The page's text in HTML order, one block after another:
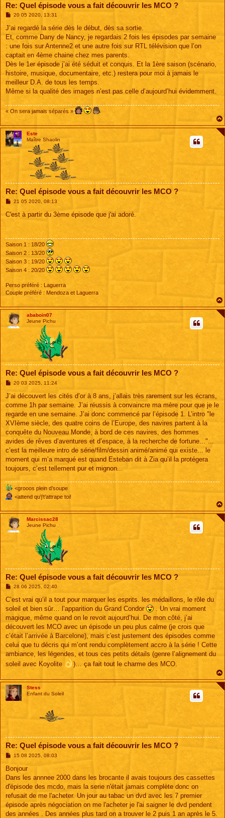
Re: Quel épisode vous a fait découvrir les MCO ?
M
s
a
g
20 05 2020, 13:31
J’ai regardé la série dès le début, dès sa sortie.
Et, comme Dany de Nancy, je regardais 2 fois les épisodes par semaine
: une fois sur Antenne2 et une autre fois sur RTL télévision que l’on
captait en 4ème chaine chez mes parents.
Dès le 1er épisode j’ai été séduit et conquis. Et la 1ère saison (scénario,
histoire, musique, documentaire, etc.) restera pour moi à jamais le
meilleur D.A. de tous les temps.
Même si la qualité des images n’est pas celle d’aujourd’hui évidemment.
« On sera jamais séparés »
Este
Maître Shaolin
Re: Quel épisode vous a fait découvrir les MCO ?
M
s
21 05 2020, 08:13
C'est à partir du 3ème épisode que j'ai adoré.
Saison 1 : 18/20
Saison 2 : 13/20
Saison 3 : 19/20
Saison 4 : 20/20
Perso préféré : Laguerra
Couple préféré : Mendoza et Laguerra
ababoin07
Jeune Pichu
Re: Quel épisode vous a fait découvrir les MCO ?
M
s
a
g
e
20 03 2025, 11:24
J’ai découvert les cités d’or à 8 ans, j’allais très rarement sur les écrans,
comme 1h par semaine. J’ai réussis à convaincre ma mère pour que je le
regarde en une semaine. J’ai donc commencé par l’épisode 1. L’intro "le
XVIème siècle, des quatre coins de l’Europe, des navires partent à la
conquête du Nouveau Monde, à bord de ces navires, des hommes
avides de rêves d’aventures et d’espace, à la recherche de fortune..."...
c’est la meilleure intro de série/film/dessin animé/animé qui existe... le
moment qui m’a marqué est quand Esteban dit à Zia qu’il la protégera
toujours, c’est tellement pur et mignon...
<grooos plein d’soupe
<attend qu’j’t’attrape toi!
Marcissac28
Jeune Pichu
Re: Quel épisode vous a fait découvrir les MCO ?
M
s
a
g
28 06 2025, 02:40
C’est vrai qu’il a tout pour marquer les esprits. les médaillons, le rôle du
soleil et bien sûr… l’apparition du Grand Condor
. Un vrai moment
magique, même quand on le revoit aujourd’hui. De mon côté, j’ai
découvert les MCO avec un épisode un peu plus calme (je crois que
c’était l’arrivée à Barcelone), mais c'est justement des épisodes comme
celui que tu décris qui m’ont rendu complètement accro à la série ! Cette
ambiance, les légendes, et tous ces petits détails (genre l’alignement du
soleil avec Koyolite
)… ça fait tout le charme des MCO.
Stess
Enfant du Soleil
Re: Quel épisode vous a fait découvrir les MCO ?
M
s
a
g
e
15 08 2025, 08:03
Bonjour
Dans les annnee 2000 dans les brocante il avais toujours des cassettes
d'épisode des mcdo, mais la serie n'était jamais complète donc on
refusait de me l'acheter. Un jour au tabac un dvd avec les 7 premier
épisode après négociation on me l'acheter je l'ai saigner le dvd pendent
des années . Des années plus tard on a trouver le 2 puis 1 an après le 5.